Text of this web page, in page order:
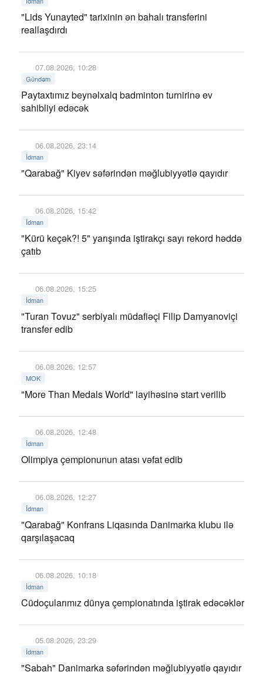
"Lids Yunayted" tarixinin ən bahalı transferini
reallaşdırdı
07.08.2026, 10:28
Gündəm
Paytaxtımız beynəlxalq badminton turnirinə ev
sahibliyi edəcək
06.08.2026, 23:14
İdman
"Qarabağ" Kiyev səfərindən məğlubiyyətlə qayıdır
06.08.2026, 15:42
İdman
"Kürü keçək?! 5" yarışında iştirakçı sayı rekord həddə
çatıb
06.08.2026, 15:25
İdman
"Turan Tovuz" serbiyalı müdafiəçi Filip Damyanoviçi
transfer edib
06.08.2026, 12:57
MOK
"More Than Medals World" layihəsinə start verilib
06.08.2026, 12:48
İdman
Olimpiya çempionunun atası vəfat edib
06.08.2026, 12:27
İdman
"Qarabağ" Konfrans Liqasında Danimarka klubu ilə
qarşılaşacaq
06.08.2026, 10:18
İdman
Cüdoçularımız dünya çempionatında iştirak edəcəklər
05.08.2026, 23:29
İdman
"Sabah" Danimarka səfərindən məğlubiyyətlə qayıdır